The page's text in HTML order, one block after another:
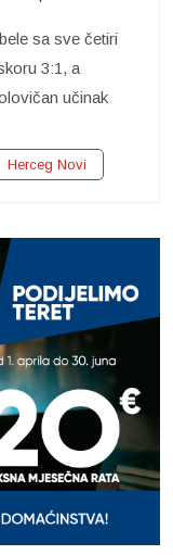
sa sve četiri
3:1, a
učinak
Herceg Novi